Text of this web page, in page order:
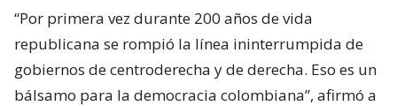
“Por primera vez durante 200 años de vida
republicana se rompió la línea ininterrumpida de
gobiernos de centroderecha y de derecha. Eso es un
bálsamo para la democracia colombiana”, afirmó a